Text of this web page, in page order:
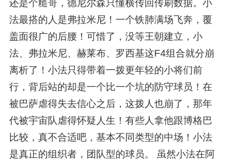
还是个糙哥，德尼尔森只懂横传回传刷数据。小
法最搭的人是弗拉米尼！一个铁肺满场飞奔，覆
盖面很广的后腰！可惜了，没等王朝建立，小
法、弗拉米尼、赫莱布、罗西基这F4组合就分崩
离析了！小法只得带着一拨更年轻的小将们前
行，背后站的却是一个比一个坑的防守球员！在
被巴萨虐得失去信心之后，这拨人也崩了，那年
代被宇宙队虐得怀疑人生！有些人拿他跟博格巴
比较，真不合适吧，基本不同类型的中场！小法
是真正的组织者，团队型的球员。 虽然小法在阿